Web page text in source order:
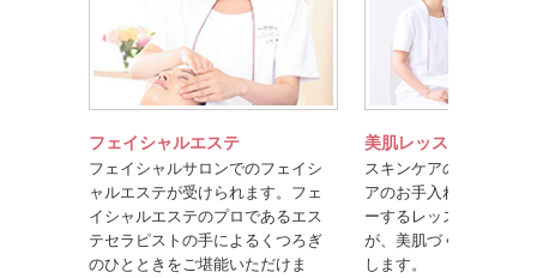
フェイシャルエステ
フェイシャルサロンでのフェイシ
ャルエステが受けられます。フェ
イシャルエステのプロであるエス
テセラピストの手によるくつろぎ
のひとときをご堪能いただけま
美肌レッスン
スキンケアのポイント
アのお手入れ方法を楽
ーするレッスンです。
が、美肌づくりのコツ
します。